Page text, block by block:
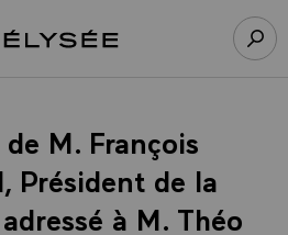
Retour à l’accueil Élysée
de M. François
Président de la
à M. Théo